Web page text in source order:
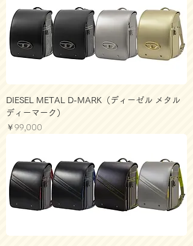
DIESEL METAL D-MARK（ディーゼル メタル
ディーマーク）
価格
￥99,000